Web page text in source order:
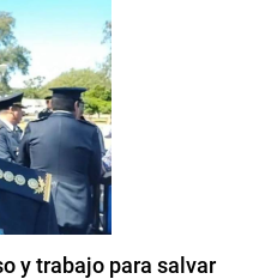
y trabajo para salvar